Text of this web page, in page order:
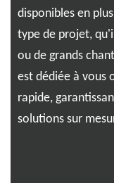
disponibles en
type de projet,
ou de grands
est dédiée à vous
rapide,
solutions sur